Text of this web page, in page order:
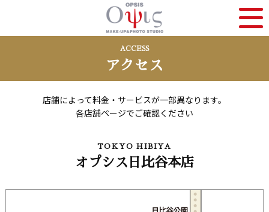
ACCESS
アクセス
店舗によって料金・サービスが一部異なります。
各店舗ページでご確認ください
TOKYO HIBIYA
オプシス日比谷本店